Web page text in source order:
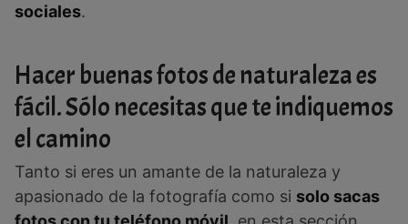
sociales.
Hacer buenas fotos de naturaleza es
fácil. Sólo necesitas que te indiquemos
el camino
Tanto si eres un amante de la naturaleza y
apasionado de la fotografía como si solo sacas